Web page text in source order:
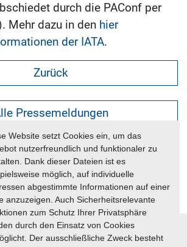
Website setzt Cookies ein, um das
nutzerfreundlich und funktionaler zu
Dank dieser Dateien ist es
möglich, auf individuelle
abgestimmte Informationen auf einer
anzuzeigen. Auch Sicherheitsrelevante
zum Schutz Ihrer Privatsphäre
durch den Einsatz von Cookies
Der ausschließliche Zweck besteht
durch die PAConf per
Mehr dazu in den hier
der IATA.
Zurück
Pressemeldungen